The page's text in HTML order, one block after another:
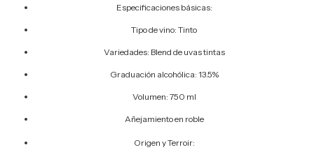
Especificaciones básicas:
Tipo de vino: Tinto
Variedades: Blend de uvas tintas
Graduación alcohólica: 13.5%
Volumen: 750 ml
Añejamiento en roble
Origen y Terroir: